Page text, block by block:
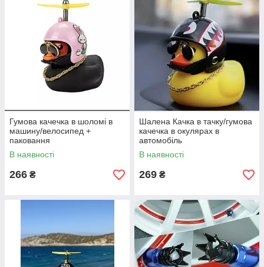
Гумова качечка в шоломі в
машину/велосипед +
паковання
В наявності
266 ₴
Шалена Качка в тачку/гумова
качечка в окулярах в
автомобіль
В наявності
269 ₴